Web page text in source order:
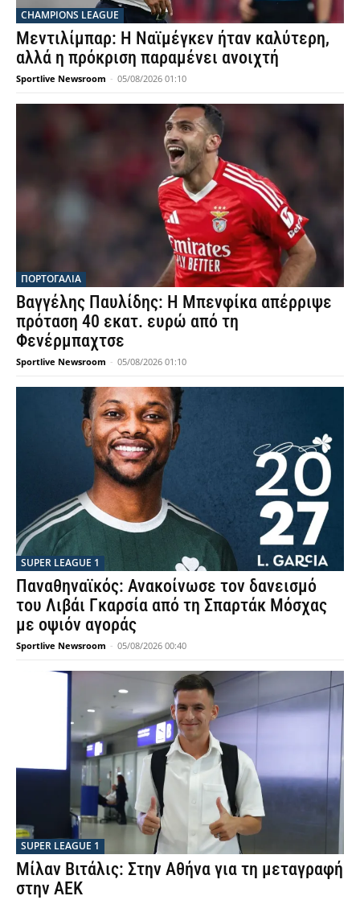
CHAMPIONS LEAGUE
Μεντιλίμπαρ: Η Ναϊμέγκεν ήταν καλύτερη,
αλλά η πρόκριση παραμένει ανοιχτή
Sportlive Newsroom - 05/08/2026 01:10
ΠΟΡΤΟΓΑΛΙΑ
Βαγγέλης Παυλίδης: Η Μπενφίκα απέρριψε
πρόταση 40 εκατ. ευρώ από τη
Φενέρμπαχτσε
Sportlive Newsroom - 05/08/2026 01:10
SUPER LEAGUE 1
Παναθηναϊκός: Ανακοίνωσε τον δανεισμό
του Λιβάι Γκαρσία από τη Σπαρτάκ Μόσχας
με οψιόν αγοράς
Sportlive Newsroom - 05/08/2026 00:40
SUPER LEAGUE 1
Μίλαν Βιτάλις: Στην Αθήνα για τη μεταγραφή
στην ΑΕΚ